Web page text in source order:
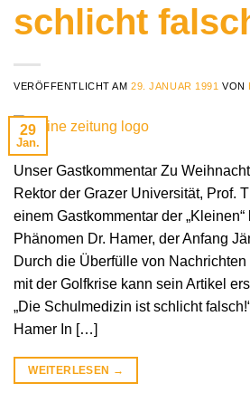
schlicht
VERÖFFENTLICHT AM29. JANUAR 1991 VON
29
Jan.
Unser Gastkommentar Zu
Rektor der Grazer Universität, Prof.
einem Gastkommentar der
Phänomen Dr. Hamer, der Anfang
Durch die Überfülle von
mit der Golfkrise kann sein Artikel
„Die Schulmedizin ist schlicht
Hamer In […]
WEITERLESEN →